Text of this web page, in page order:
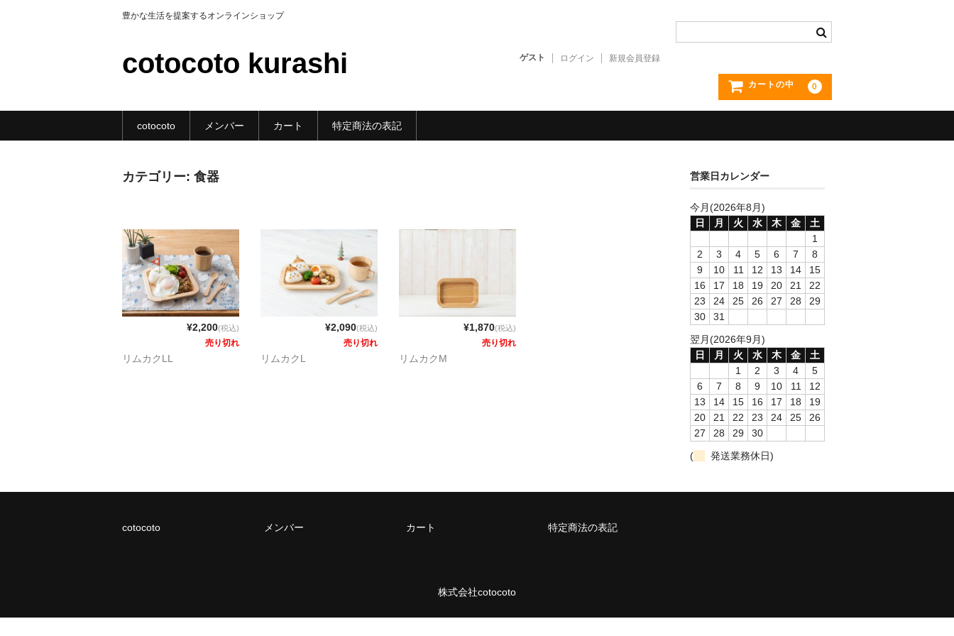
豊かな生活を提案するオンラインショップ
cotocoto kurashi ゲスト ログイン 新規会員登録
カートの中 0
cotocoto メンバー カート 特定商法の表記
カテゴリー: 食器
¥2,200(税込)
売り切れ
リムカクLL
¥2,090(税込)
売り切れ
リムカクL
¥1,870(税込)
売り切れ
リムカクM
営業日カレンダー
今月(2026年8月)
日
月 火 水 木 金
土
1
2
3 4 5 6 7
8
9
10 11 12 13 14
15
16
17 18 19 20 21
22
23
24 25 26 27 28
29
30
31
翌月(2026年9月)
日
月 火 水 木 金
土
1
2 3 4
5
6
7 8 9 10 11
12
13
14 15 16 17 18
19
20
21 22 23 24 25
26
27
28 29
30
(
発送業務休日)
cotocoto メンバー カート 特定商法の表記
株式会社cotocoto